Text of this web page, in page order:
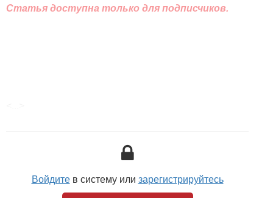
Статья доступна только для подписчиков.
Войдитев систему или зарегистрируйтесь